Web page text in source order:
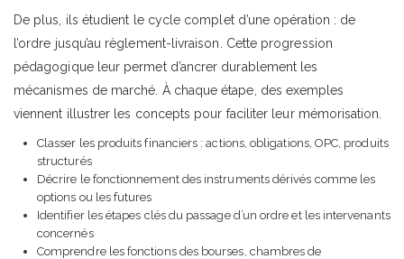
De plus, ils étudient le cycle complet d’une opération : de
l’ordre jusqu’au règlement-livraison. Cette progression
pédagogique leur permet d’ancrer durablement les
mécanismes de marché. À chaque étape, des exemples
viennent illustrer les concepts pour faciliter leur mémorisation.
Classer les produits financiers : actions, obligations, OPC, produits
structurés
Décrire le fonctionnement des instruments dérivés comme les
options ou les futures
Identifier les étapes clés du passage d’un ordre et les intervenants
concernés
Comprendre les fonctions des bourses, chambres de